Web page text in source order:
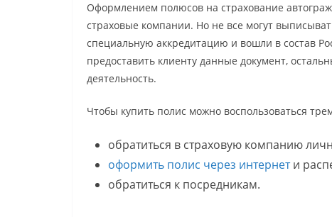
Оформлением полюсов на страхование
страховые компании. Но не все могут
специальную аккредитацию и вошли в состав
предоставить клиенту данные документ,
деятельность.
Чтобы купить полис можно воспользоваться
обратиться в страховую компанию
оформить полис через интернети
обратиться к посредникам.